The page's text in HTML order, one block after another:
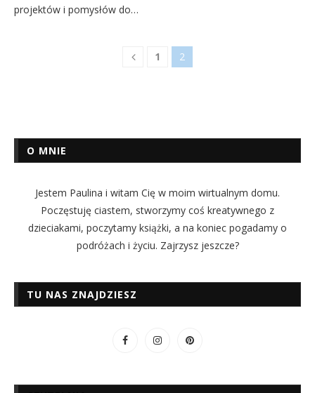
projektów i pomysłów do…
1 2
O MNIE
Jestem Paulina i witam Cię w moim wirtualnym domu.
Poczęstuję ciastem, stworzymy coś kreatywnego z
dzieciakami, poczytamy książki, a na koniec pogadamy o
podróżach i życiu. Zajrzysz jeszcze?
TU NAS ZNAJDZIESZ